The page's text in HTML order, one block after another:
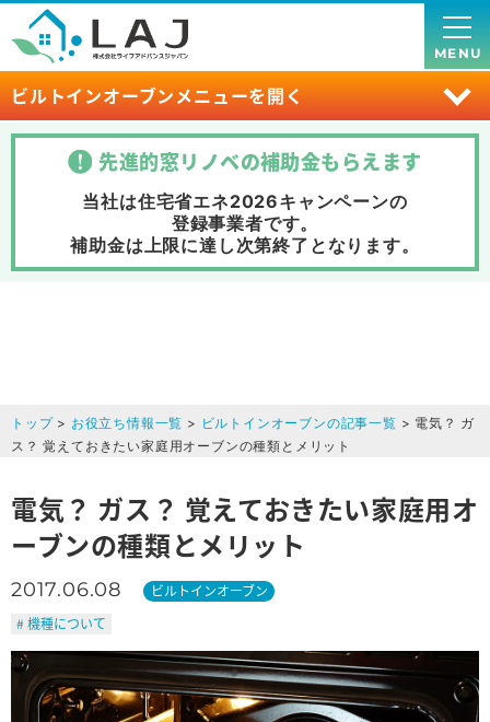
ビルトインオーブンメニューを開く
MENU
先進的窓リノベの補助金もらえます
当社は住宅省エネ2026キャンペーンの
登録事業者です。
補助金は上限に達し次第終了 となります。
トップ> お役立ち情報一覧 > ビルトインオーブンの記事一覧 > 電気？ ガ
ス？ 覚えておきたい家庭用オーブンの種類とメリット
電気？ ガス？ 覚えておきたい家庭用オ
ーブンの種類とメリット
2017.06.08
ビルトインオーブン
# 機種について